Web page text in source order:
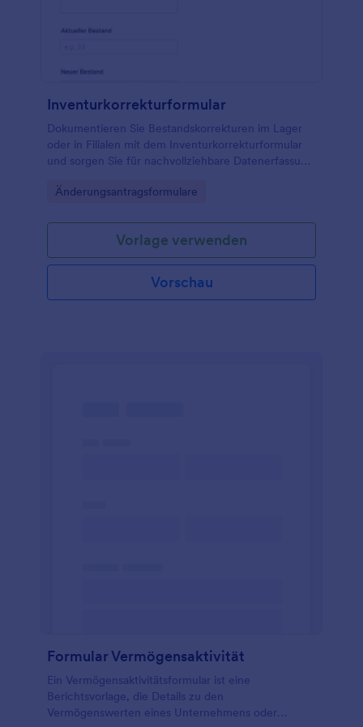
Inventurkorrekturformular
Dokumentieren Sie Bestandskorrekturen im Lager
oder in Filialen mit dem Inventurkorrekturformular
und sorgen Sie für nachvollziehbare Datenerfassung
Go to Category:
Änderungsantragsformulare
Vorlage verwenden
Vorschau
Formular Vermögensaktivität
Ein Vermögensaktivitätsformular ist eine
Berichtsvorlage, die Details zu den
Vermögenswerten eines Unternehmens oder